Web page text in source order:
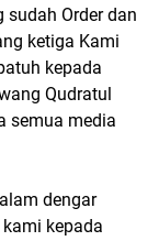
Order dan
ketiga Kami
kepada
Qudratul
semua media
dengar
kepada